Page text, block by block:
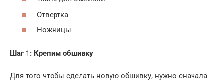
Отвертка
Ножницы
Шаг 1: Крепим обшивку
Для того чтобы сделать новую обшивку, нужно сначала